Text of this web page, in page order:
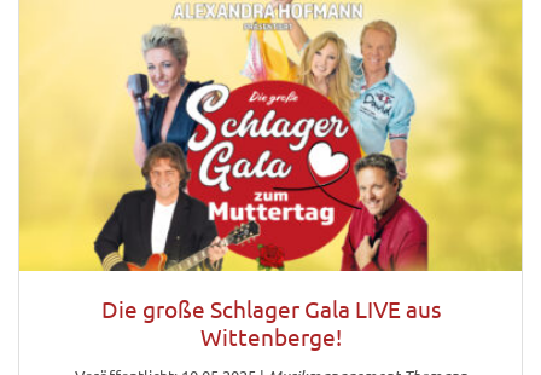
Die große Schlager Gala LIVE aus
Wittenberge!